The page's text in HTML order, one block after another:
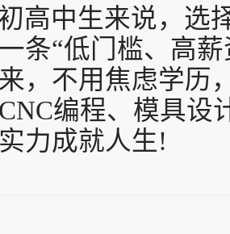
高中生来说，选
条“低门槛、高
，不用焦虑学历
编程、模具设
力成就人生!